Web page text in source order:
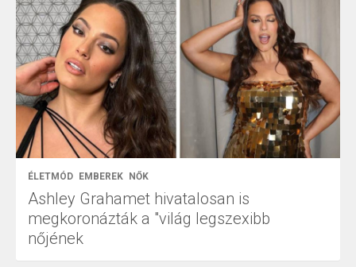
ÉLETMÓD EMBEREK NŐK
Ashley Grahamet hivatalosan is
megkoronázták a "világ legszexibb
nőjének